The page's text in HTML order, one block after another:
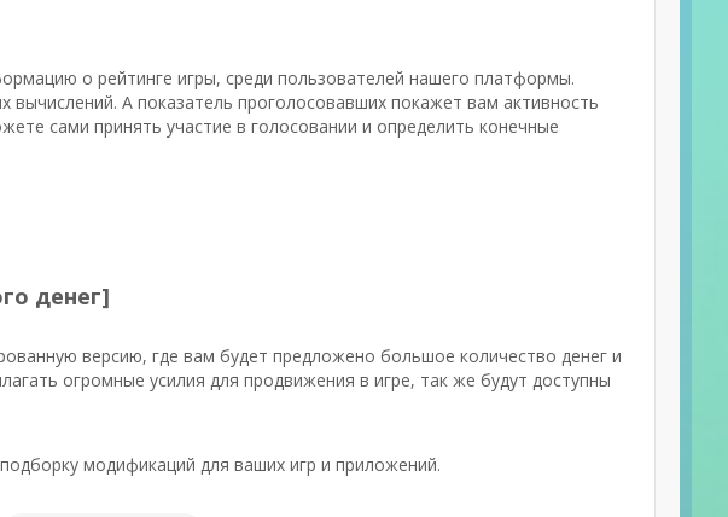
о рейтинге игры, среди пользователей нашего платформы.
вычислений. А показатель проголосовавших покажет вам активность
сами принять участие в голосовании и определить конечные
денег]
версию, где вам будет предложено большое количество денег и
огромные усилия для продвижения в игре, так же будут доступны
модификаций для ваших игр и приложений.